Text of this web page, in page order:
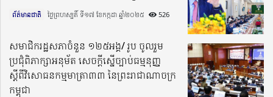
ព័ត៌មានជាតិ ថ្ងៃព្រហស្បតិ៍ ទី១៧ ខែកក្កដា ឆ្នាំ២០២៥​ 526
សមាជិករដ្ឋសភាចំនួន ១២៥អង្គ/ រូប ចូលរួម
ប្រជុំពិភាក្សាអនុម័ត សេចក្តីស្នើច្បាប់ធម្មនុញ្ញ
ស្តីពីវិសោធនកម្មមាត្រា៣៣ នៃព្រះរាជាណាចក្រ
កម្ពុជា